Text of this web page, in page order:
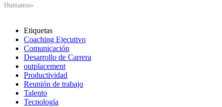
Humanos»
Etiquetas
Coaching Ejecutivo
Comunicación
Desarrollo de Carrera
outplacement
Productividad
Reunión de trabajo
Talento
Tecnología